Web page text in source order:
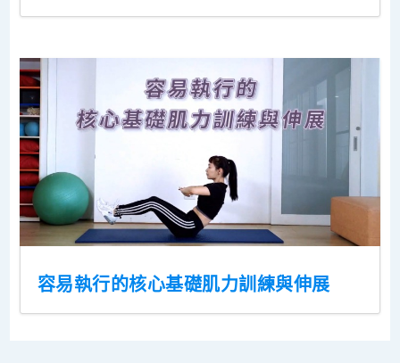
容易執行的核心基礎肌力訓練與伸展